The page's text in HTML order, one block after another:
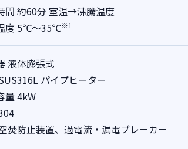
間 約60分 室温→沸騰温度
度 5℃～35℃※1
液体膨張式
パイプヒーター
量 4kW
焚防止装置、過電流・漏電ブレーカー